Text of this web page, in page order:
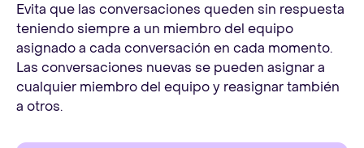
Evita que las conversaciones queden sin respuesta
teniendo siempre a un miembro del equipo
asignado a cada conversación en cada momento.
Las conversaciones nuevas se pueden asignar a
cualquier miembro del equipo y reasignar también
a otros.